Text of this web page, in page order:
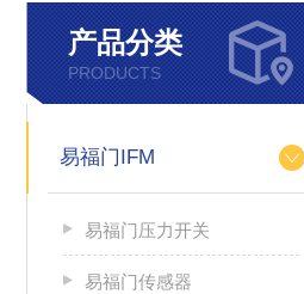
产品分类
PRODUCTS
易福门IFM
易福门压力开关
易福门传感器